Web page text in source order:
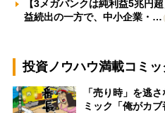
【3メガバンクは純利益5兆円
益続出の一方で、中小企業・…
投資ノウハウ満載コミッ
「売り時」を逃
ミック「俺がカブ